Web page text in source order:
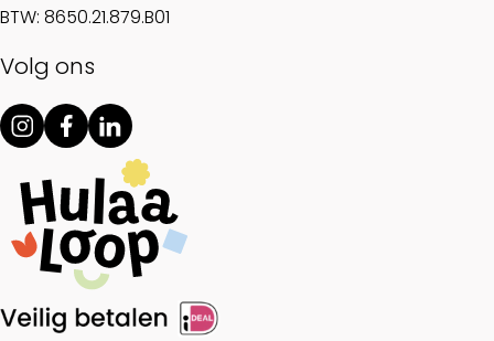
BTW: 8650.21.879.B01
Volg ons